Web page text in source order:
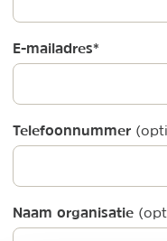
E-mailadres*
Telefoonnummer
Naam organisatie